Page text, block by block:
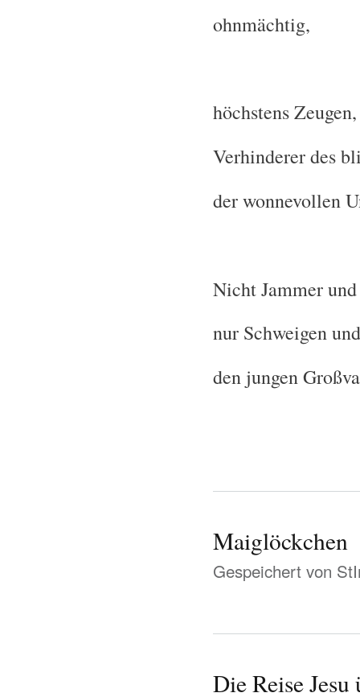
ohnmächtig,
höchstens
Verhinderer des
der wonnevollen
Nicht Jammer
nur Schweigen
den jungen
Maiglöckchen
Gespeichert von
Die Reise